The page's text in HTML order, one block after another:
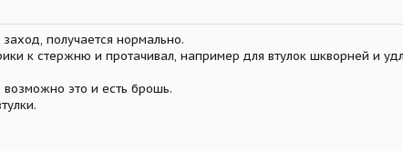
получается нормально.
к стержню и протачивал, например для втулок шкворней и
возможно это и есть брошь.